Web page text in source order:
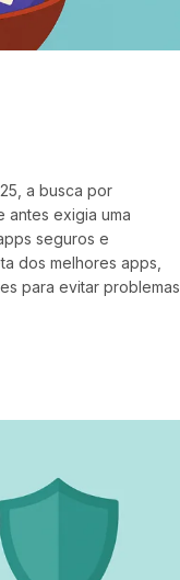
a busca por
antes exigia uma
seguros e
dos melhores apps,
para evitar problemas